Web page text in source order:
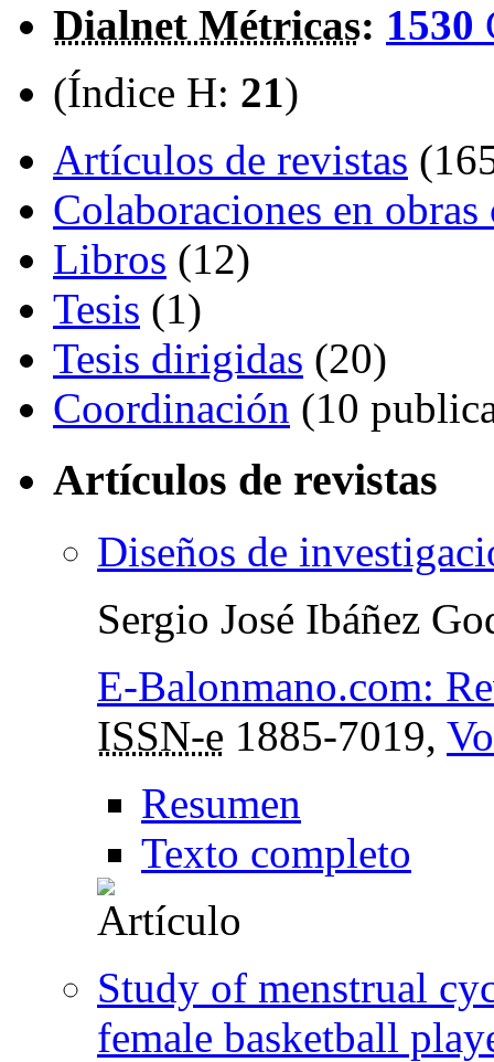
Dialnet Métricas: 1530
(Índice H: 21)
Artículos de revistas
Colaboraciones en
Libros (12)
Tesis (1)
Tesis dirigidas (20)
Coordinación (10
Artículos de revistas
Diseños de
Sergio José Ibáñez
E-Balonmano.com:
ISSN-e 1885-7019,
Resumen
Texto completo
Study of menstrual
female basketball